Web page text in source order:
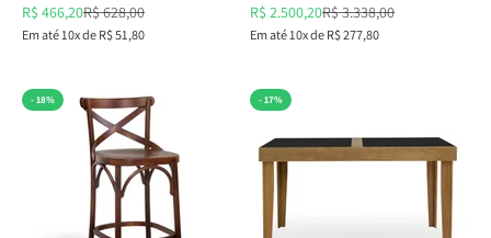
Preço promocional
R$ 466,20Preço normal
R$ 628,00
Em até 10x de R$ 51,80
Preço promocional
R$ 2.500,20Preço normal
R$ 3.338,00
Em até 10x de R$ 277,80
- 18% - 17%